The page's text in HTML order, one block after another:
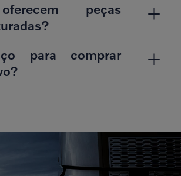
peças
para comprar